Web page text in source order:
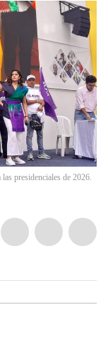
presidenciales de 2026.